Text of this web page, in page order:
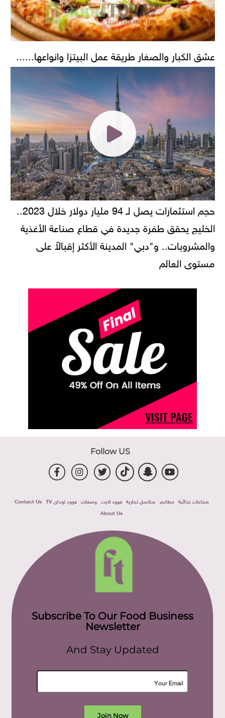
عشق الكبار والصغار طريقة عمل البيتزا وانواعها......
حجم استثمارات يصل لـ 94 مليار دولار خلال 2023..
الخليج يحقق طفرة جديدة في قطاع صناعة الأغذية
والمشروبات.. و"دبي" المدينة الأكثر إقبالاً على
مستوى العالم
Follow US
صناعات غذائية مطاعم سلاسل تجارية فوود لايت وصفات فوود توداى TV
Contact Us
About Us
Subscribe To Our Food Business
Newsletter
And Stay Updated
Join Now